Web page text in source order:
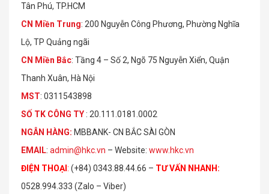
Tân Phú, TP.HCM
CN Miền Trung: 200 Nguyễn Công Phương, Phường Nghĩa
Lộ, TP Quảng ngãi
CN Miền Bắc: Tầng 4 – Số 2, Ngõ 75 Nguyễn Xiển, Quận
Thanh Xuân, Hà Nội
MST: 0311543898
SỐ TK CÔ NG TY : 20.111.0181.0002
NGÂN HÀNG: MBBANK- CN BẮC SÀI GÒN
EMAIL: admin@hkc.vn – Website: www.hkc.vn
ĐIỆN THOẠI : (+84) 0343.88.44.66 – TƯ VẤN NHANH :
0528.994.333 (Zalo – Viber)